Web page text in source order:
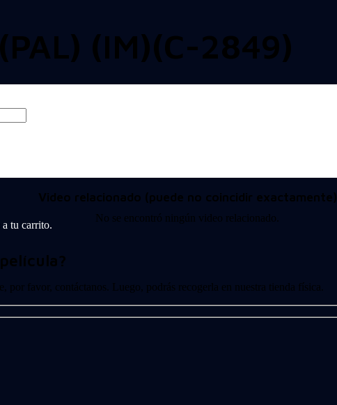
a tu carrito.
(IM)(C-2849)
Video relacionado (puede no coincidir exactamente)
No se encontró ningún video relacionado.
por favor, contáctanos. Luego, podrás recogerla en nuestra tienda física.